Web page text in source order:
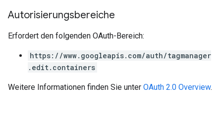
Autorisierungsbereiche
Erfordert den folgenden OAuth-Bereich:
https://www.googleapis.com/auth/tagmanager
.edit.containers
Weitere Informationen finden Sie unter OAuth 2.0 Overview.